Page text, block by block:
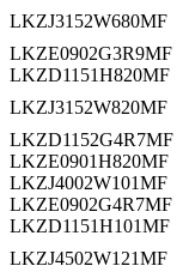
LKZJ3152W680MF
LKZE0902G3R9MF
LKZD1151H820MF
LKZJ3152W820MF
LKZD1152G4R7MF
LKZE0901H820MF
LKZJ4002W101MF
LKZE0902G4R7MF
LKZD1151H101MF
LKZJ4502W121MF